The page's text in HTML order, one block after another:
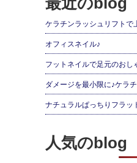
ケラチンラッシュリフトで
オフィスネイル♪
フットネイルで足元のお
ダメージを最小限に♪ケラ
ナチュラルぱっちりフラッ
人気のblog